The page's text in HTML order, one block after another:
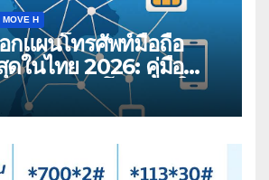
MOVE H
กแผนโทรศัพท์มือถือ
ดในไทย 2026: คู่มือ
บสำหรับผู้บริโภคสมัยใหม่